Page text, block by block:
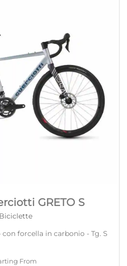
GRETO S
Biciclette
forcella in carbonio - Tg. S
From